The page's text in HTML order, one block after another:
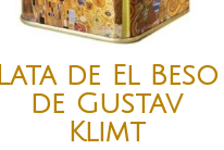
Lata de El Beso
de Gustav
Klimt